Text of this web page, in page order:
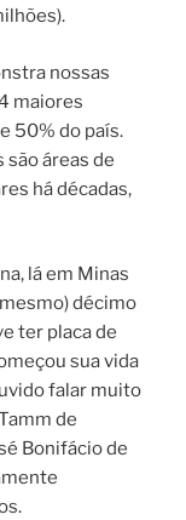
nossas
maiores
50% do país.
áreas de
há décadas,
lá em Minas
décimo
ter placa de
sua vida
falar muito
de
Bonifácio de